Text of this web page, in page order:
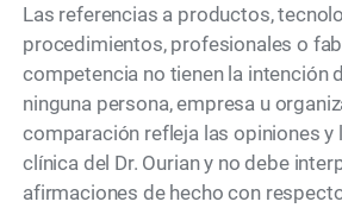
Las referencias a productos,
procedimientos, profesionales o
competencia no tienen la intención
ninguna persona, empresa u
comparación refleja las opiniones y
clínica del Dr. Ourian y no debe
afirmaciones de hecho con